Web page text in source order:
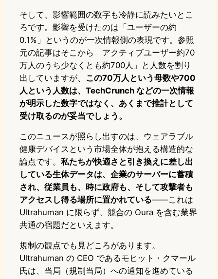
そして、影響範囲の数字も冷静に読みたいとこ
ろです。影響を受けたのは「ユーザーの約
0.1%」というのが一次情報側の表現です。参照
元の記事はそこから「アクティブユーザー約70
万人のうち少なくとも約700人」と人数を割り
出していますが、 この70万人という母数や700
人という人数は、TechCrunch などの一次情報
が明示した数字ではなく、あくまで推計として
受け取るのが妥当でしょう。
このニュースが照らし出すのは、ウェアラブル
健康デバイスという市場全体が抱える構造的な
論点です。 私たちが快適さと引き換えに差し出
している生体データは、企業のサーバーに蓄積
され、従業員も、時に政府も、そして攻撃者も
アクセスし得る場所に置かれている——これは
Ultrahuman に限らず、競合の Oura を含む業界
共通の宿題だといえます。
規制の観点でも見どころがあります。
Ultrahuman の CEO であるモヒット・クマール
氏は、当局（規制当局）への通知を進めている